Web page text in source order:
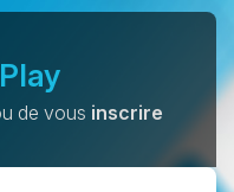
de vous inscrire